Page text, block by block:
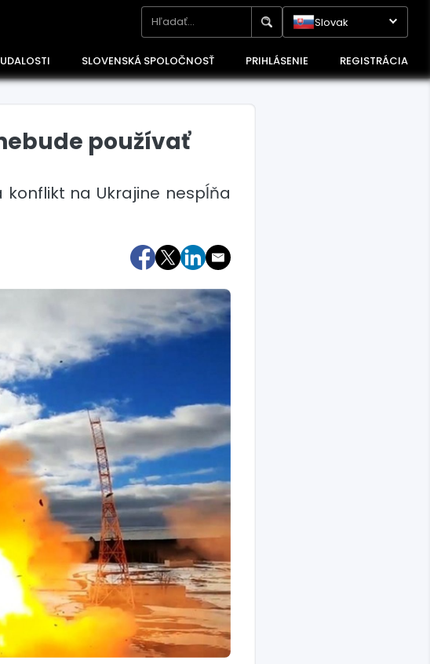
Slovak
SLOVENSKÁ SPOLOČNOSŤ PRIHLÁSENIE REGISTRÁCIA
používať
na Ukrajine nespĺňa